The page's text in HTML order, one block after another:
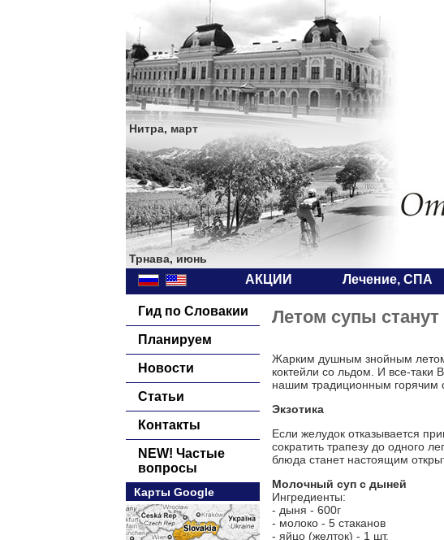
Нитра, март
Трнава, июнь
АКЦИИ Лечение, СПА
Гид по Словакии
Планируем
Новости
Статьи
Контакты
NEW! Частые
вопросы
Карты Google
Летом супы
Жарким душным знойным летом
коктейли со льдом. И все-таки
нашим традиционным горячим
Экзотика
Если желудок отказывается
сократить трапезу до одного
блюда станет настоящим
Молочный суп с дыней
Ингредиенты:
- дыня - 600г
- молоко - 5 стаканов
- яйцо (желток) - 1 шт.